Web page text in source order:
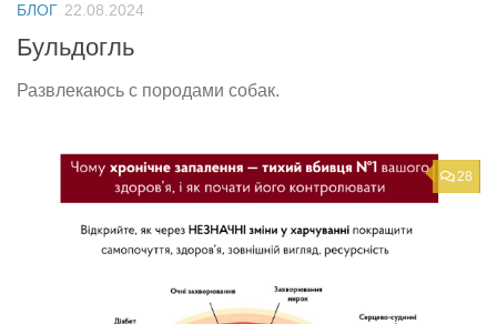
БЛОГ 22.08.2024
Бульдогль
Развлекаюсь с породами собак.
28